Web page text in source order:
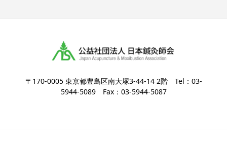
〒170-0005 東京都豊島区南大塚3-44-14 2階 Tel：03-
5944-5089 Fax：03-5944-5087